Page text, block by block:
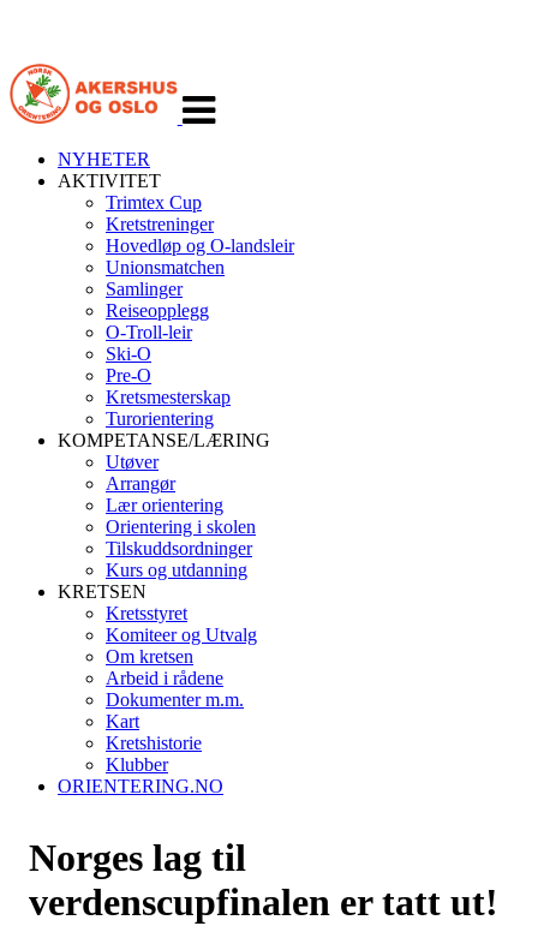
navigasjon
NYHETER
AKTIVITET
Trimtex Cup
Kretstreninger
Hovedløp og O-landsleir
Unionsmatchen
Samlinger
Reiseopplegg
O-Troll-leir
Ski-O
Pre-O
Kretsmesterskap
Turorientering
KOMPETANSE/LÆRING
Utøver
Arrangør
Lær orientering
Orientering i skolen
Tilskuddsordninger
Kurs og utdanning
KRETSEN
Kretsstyret
Komiteer og Utvalg
Om kretsen
Arbeid i rådene
Dokumenter m.m.
Kart
Kretshistorie
Klubber
ORIENTERING.NO
Norges lag til
verdenscupfinalen er tatt ut!